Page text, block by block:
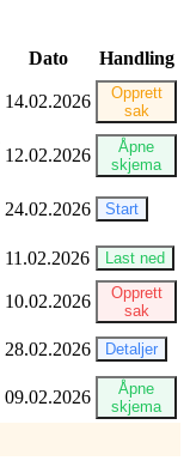
Dato
Handling
14.02.2026
Opprett
sak
12.02.2026
Åpne
skjema
24.02.2026 Start
11.02.2026 Last ned
10.02.2026
Opprett
sak
28.02.2026 Detaljer
09.02.2026
Åpne
skjema